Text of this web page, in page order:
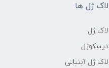
لاک ژل ها
لاک ژل
دیسکوژل
لاک ژل آبنباتی